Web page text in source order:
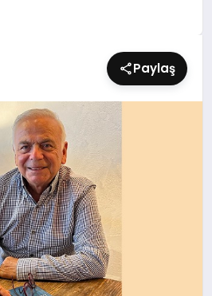
Paylaş